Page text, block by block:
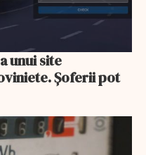
unui site
Șoferii pot